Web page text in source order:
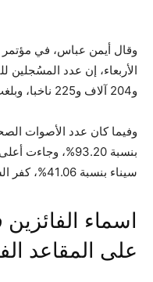
وقال أيمن عباس، في مؤتمر
و204 آلاف و225 ناخبا، وبلغت الأصوات الباطلة نسبة 6.08%.
بنسبة 93.20%،
سيناء بنسبة 41.06%، كفر الشيخ بنسبة 36. 82%.
اسماء الفائزين
على المقاعد